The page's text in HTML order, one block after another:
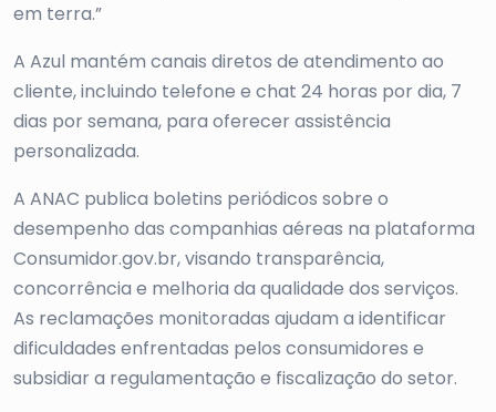
em terra.”
A Azul mantém canais diretos de atendimento ao
cliente, incluindo telefone e chat 24 horas por dia, 7
dias por semana, para oferecer assistência
personalizada.
A ANAC publica boletins periódicos sobre o
desempenho das companhias aéreas na plataforma
Consumidor.gov.br, visando transparência,
concorrência e melhoria da qualidade dos serviços.
As reclamações monitoradas ajudam a identificar
dificuldades enfrentadas pelos consumidores e
subsidiar a regulamentação e fiscalização do setor.